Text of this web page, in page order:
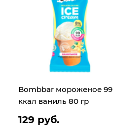
Bombbar мороженое 99
ккал ваниль 80 гр
129 руб.